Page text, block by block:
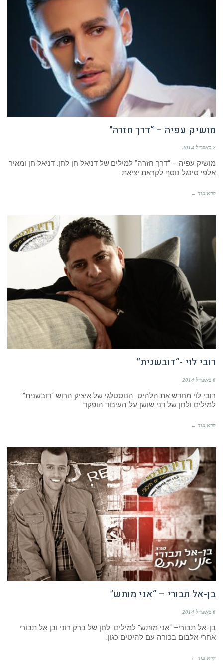
מושיק עפיה – “דרך חזרה”
7 באפריל 2014
מושיק עפיה – “דרך חזרה” למילים של דניאל חן לחן: דניאל חן ומאיר
אלפי סינגל נוסף לקראת יציאת
קרא עוד ←
רובי לוי -“דובשנית”
6 באפריל 2014
רובי לוי מחדש את הלהיט הנוסטלגי של איציק הרוש “דובשנית”
למילים ולחן של דני שושן על העיבוד הופקד
קרא עוד ←
בן-אל תבורי – “אני מותש”
6 באפריל 2014
בן-אל תבורי– “אני מותש” למילים ולחן של ברק רוני ובן אל תבורי
אחרי אלבום בכורה עם להיטים כגון:
קרא עוד ←